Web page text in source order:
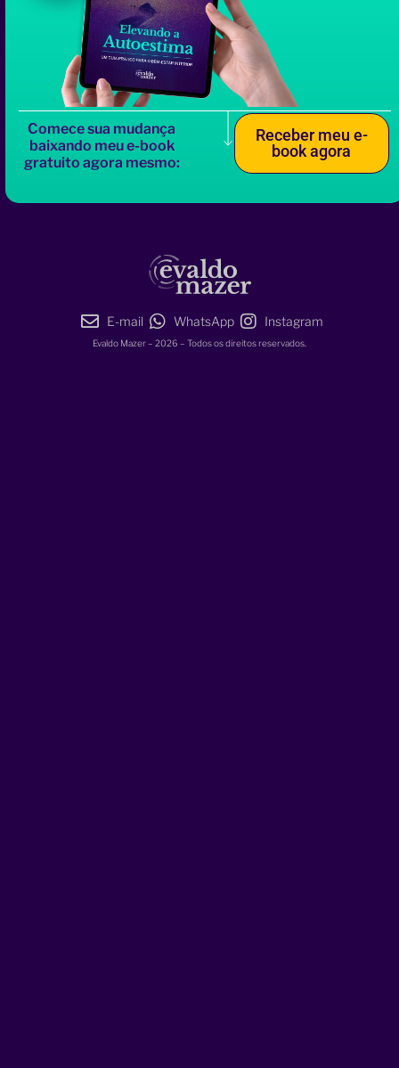
Comece sua mudança
baixando meu e-book
gratuito agora mesmo:
Receber meu e-
book agora
Evaldo Mazer – 2026 – Todos os direitos reservados.
E-mail WhatsApp Instagram